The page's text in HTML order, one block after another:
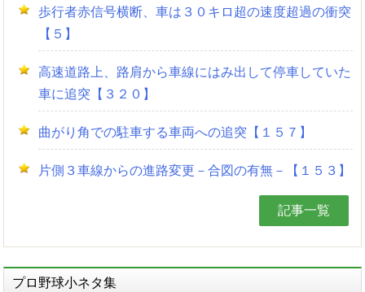
歩行者赤信号横断、車は３０キロ超の速度超過の衝突
【５】
高速道路上、路肩から車線にはみ出して停車していた
車に追突【３２０】
曲がり角での駐車する車両への追突【１５７】
片側３車線からの進路変更－合図の有無－【１５３】
記事一覧
プロ野球小ネタ集